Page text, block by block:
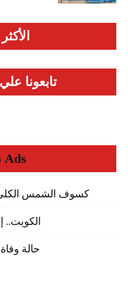
تابعونا
Ads
كسوف الشمس الكلى لعام2026..أين
الكويت..
11900